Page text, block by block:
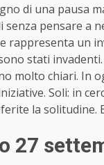
di una pausa
senza pensare a
rappresenta un
stati invadenti.
molto chiari. In
Soli: in
la solitudine.
27